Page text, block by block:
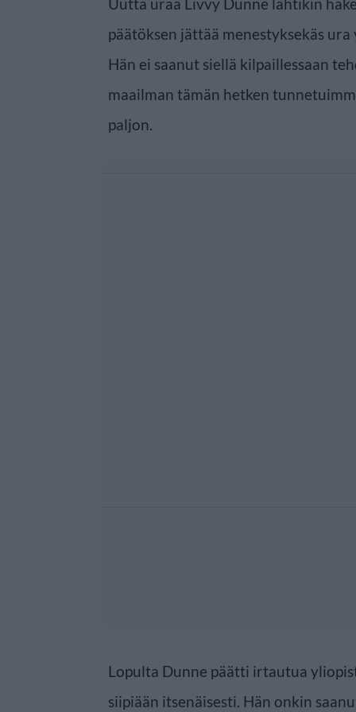
päätöksen jättää menestyksekäs
Hän ei saanut siellä kilpaillessaan
maailman tämän hetken
paljon.
Lopulta Dunne päätti irtautua
siipiään itsenäisesti. Hän onkin